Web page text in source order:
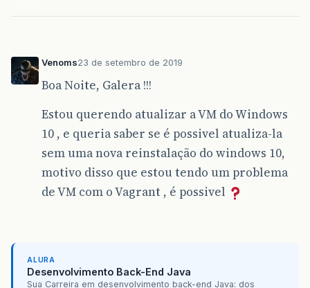
Venoms23 de setembro de 2019
Boa Noite, Galera !!!
Estou querendo atualizar a VM do Windows
10 , e queria saber se é possivel atualiza-la
sem uma nova reinstalação do windows 10,
motivo disso que estou tendo um problema
de VM com o Vagrant , é possivel
ALURA
Desenvolvimento Back-End Java
Sua Carreira em desenvolvimento back-end Java: dos